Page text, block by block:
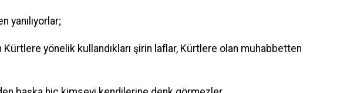
yanılıyorlar;
yönelik kullandıkları şirin laflar, Kürtlere olan muhabbetten